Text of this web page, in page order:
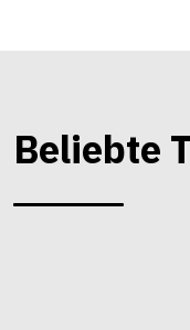
Beliebte